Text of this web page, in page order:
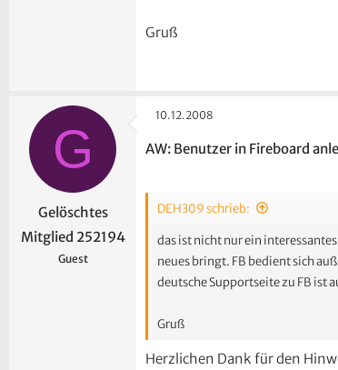
Gruß
G
Gelöschtes
Mitglied 252194
Guest
10.12.2008
AW: Benutzer in Fireboard
DEH309 schrieb:
das ist nicht nur ein
neues bringt. FB bedient sich
deutsche Supportseite zu FB ist
Gruß
Herzlichen Dank für den